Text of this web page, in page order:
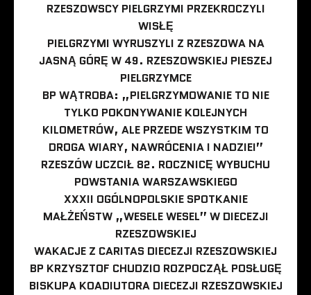
RZESZOWSCY PIELGRZYMI PRZEKROCZYLI
WISŁĘ
PIELGRZYMI WYRUSZYLI Z RZESZOWA NA
JASNĄ GÓRĘ W 49. RZESZOWSKIEJ PIESZEJ
PIELGRZYMCE
BP WĄTROBA: „PIELGRZYMOWANIE TO NIE
TYLKO POKONYWANIE KOLEJNYCH
KILOMETRÓW, ALE PRZEDE WSZYSTKIM TO
DROGA WIARY, NAWRÓCENIA I NADZIEI”
RZESZÓW UCZCIŁ 82. ROCZNICĘ WYBUCHU
POWSTANIA WARSZAWSKIEGO
XXXII OGÓLNOPOLSKIE SPOTKANIE
MAŁŻEŃSTW „WESELE WESEL” W DIECEZJI
RZESZOWSKIEJ
WAKACJE Z CARITAS DIECEZJI RZESZOWSKIEJ
BP KRZYSZTOF CHUDZIO ROZPOCZĄŁ POSŁUGĘ
BISKUPA KOADIUTORA DIECEZJI RZESZOWSKIEJ